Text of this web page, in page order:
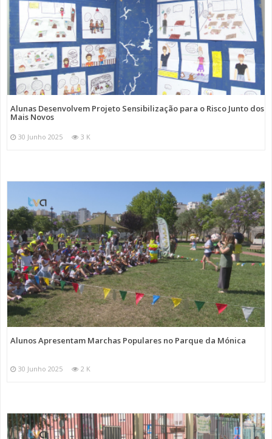
Alunas Desenvolvem Projeto Sensibilização para o Risco Junto dos
Mais Novos
30 Junho 2025 3 K
Alunos Apresentam Marchas Populares no Parque da Mónica
30 Junho 2025 2 K